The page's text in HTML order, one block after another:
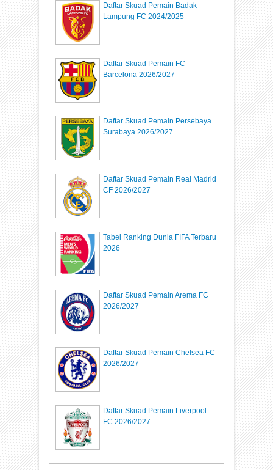
Daftar Skuad Pemain Badak
Lampung FC 2024/2025
Daftar Skuad Pemain FC
Barcelona 2026/2027
Daftar Skuad Pemain Persebaya
Surabaya 2026/2027
Daftar Skuad Pemain Real Madrid
CF 2026/2027
Tabel Ranking Dunia FIFA Terbaru
2026
Daftar Skuad Pemain Arema FC
2026/2027
Daftar Skuad Pemain Chelsea FC
2026/2027
Daftar Skuad Pemain Liverpool
FC 2026/2027